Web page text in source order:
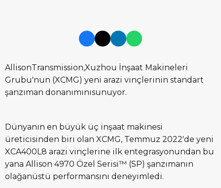
AllisonTransmission,Xuzhou İnşaat Makineleri
Grubu'nun (XCMG) yeni arazi vinçlerinin standart
şanzıman donanımınısunuyor.
Dünyanın en büyük üç inşaat makinesi
üreticisinden biri olan XCMG, Temmuz 2022'de yeni
XCA400L8 arazi vinçlerine ilk entegrasyonundan bu
yana Allison 4970 Özel Serisi™ (SP) şanzımanın
olağanüstü performansını deneyimledi.